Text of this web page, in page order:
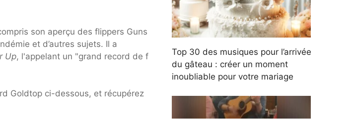
son aperçu des flippers Guns
et d’autres sujets. Il a
Up, l'appelant un "grand record de f
Goldtop ci-dessous, et récupérez
Top 30 des musiques pour l’arrivée
du gâteau : créer un moment
inoubliable pour votre mariage